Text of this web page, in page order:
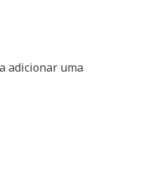
adicionar uma